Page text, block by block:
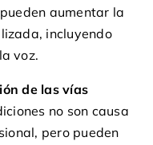
aumentar la
incluyendo
voz.
de las vías
no son causa
pero pueden